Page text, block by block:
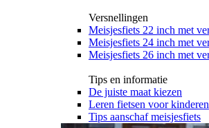
Versnellingen
Meisjesfiets 22 inch met
Meisjesfiets 24 inch met
Meisjesfiets 26 inch met
Tips en informatie
De juiste maat kiezen
Leren fietsen voor kinderen
Tips aanschaf meisjesfiets